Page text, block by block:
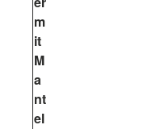
m
it
M
a
nt
el